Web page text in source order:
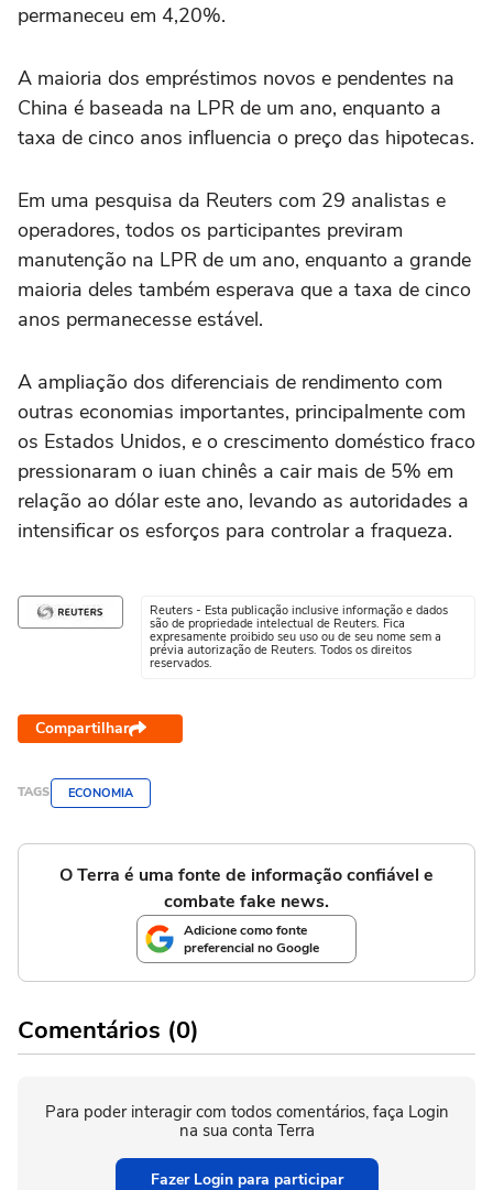
permaneceu em 4,20%.
A maioria dos empréstimos novos e pendentes na
China é baseada na LPR de um ano, enquanto a
taxa de cinco anos influencia o preço das hipotecas.
Em uma pesquisa da Reuters com 29 analistas e
operadores, todos os participantes previram
manutenção na LPR de um ano, enquanto a grande
maioria deles também esperava que a taxa de cinco
anos permanecesse estável.
A ampliação dos diferenciais de rendimento com
outras economias importantes, principalmente com
os Estados Unidos, e o crescimento doméstico fraco
pressionaram o iuan chinês a cair mais de 5% em
relação ao dólar este ano, levando as autoridades a
intensificar os esforços para controlar a fraqueza.
Reuters - Esta publicação inclusive informação e dados
são de propriedade intelectual de Reuters. Fica
expresamente proibido seu uso ou de seu nome sem a
prévia autorização de Reuters. Todos os direitos
reservados.
Compartilhar
TAGS ECONOMIA
O Terra é uma fonte de informação confiável e
combate fake news.
Adicione como fonte
preferencial no Google
Comentários (0)
Para poder interagir com todos comentários, faça Login
na sua conta Terra
Fazer Login para participar